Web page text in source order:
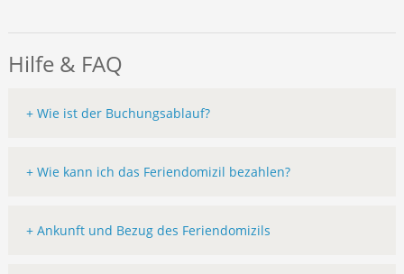
Hilfe & FAQ
+ Wie ist der Buchungsablauf?
+ Wie kann ich das Feriendomizil bezahlen?
+ Ankunft und Bezug des Feriendomizils